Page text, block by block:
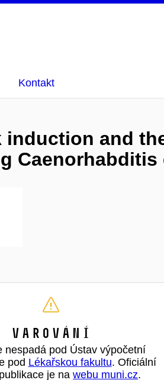
Kontakt
and
Caenorhabditis
Varování
nespadá pod Ústav výpočetní
pod Lékařskou fakultu. Oficiální
je na webu muni.cz.